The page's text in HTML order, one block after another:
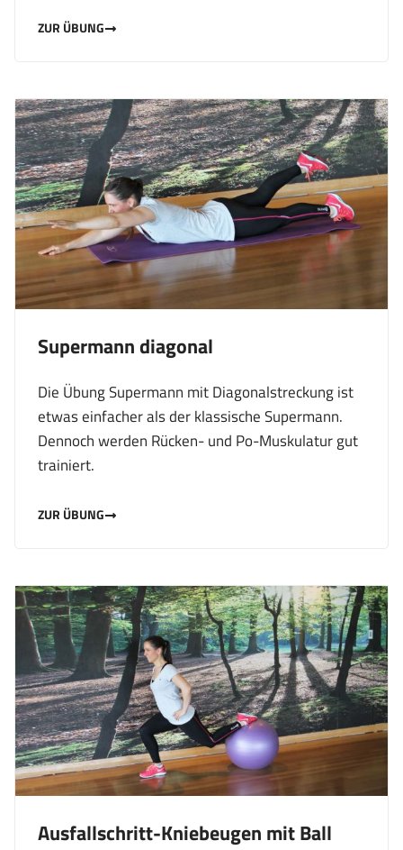
ZUR ÜBUNG
Supermann diagonal
Die Übung Supermann mit Diagonalstreckung ist
etwas einfacher als der klassische Supermann.
Dennoch werden Rücken- und Po-Muskulatur gut
trainiert.
ZUR ÜBUNG
Ausfallschritt-Kniebeugen mit Ball